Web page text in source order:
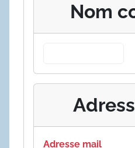
Nom
Adresse mail